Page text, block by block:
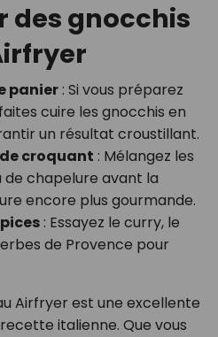
des gnocchis
panier: Si vous préparez
cuire les gnocchis en
un résultat croustillant.
croquant : Mélangez les
de chapelure avant la
encore plus gourmande.
: Essayez le curry, le
de Provence pour
Airfryer est une excellente
italienne. Que vous